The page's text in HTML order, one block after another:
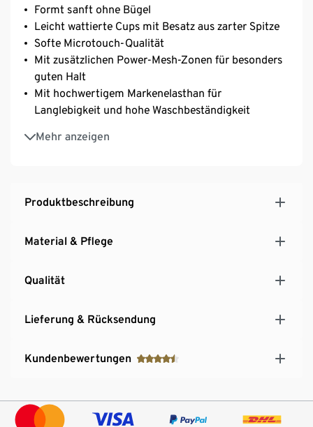
Formt sanft ohne Bügel
Leicht wattierte Cups mit Besatz aus zarter Spitze
Softe Microtouch-Qualität
Mit zusätzlichen Power-Mesh-Zonen für besonders
guten Halt
Mit hochwertigem Markenelasthan für
Langlebigkeit und hohe Waschbeständigkeit
Mehr anzeigen
Längenverstellbare Träger
3-fach verstellbarer SoftSeal®-Häkchenverschluss
Produktbeschreibung
Material & Pflege
Qualität
Lieferung & Rücksendung
Kundenbewertungen